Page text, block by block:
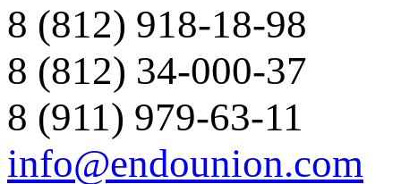
8 (812) 918-18-98
8 (812) 34-000-37
8 (911) 979-63-11
info@endounion.com